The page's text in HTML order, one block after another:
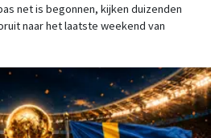
net is begonnen, kijken duizenden
naar het laatste weekend van